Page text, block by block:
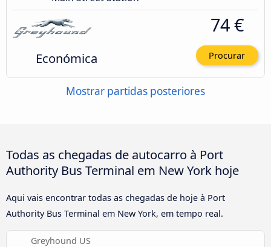
Económica
74 €
Procurar
Mostrar partidas posteriores
Todas as chegadas de autocarro à Port
Authority Bus Terminal em New York hoje
Aqui vais encontrar todas as chegadas de hoje à Port
Authority Bus Terminal em New York, em tempo real.
Greyhound US